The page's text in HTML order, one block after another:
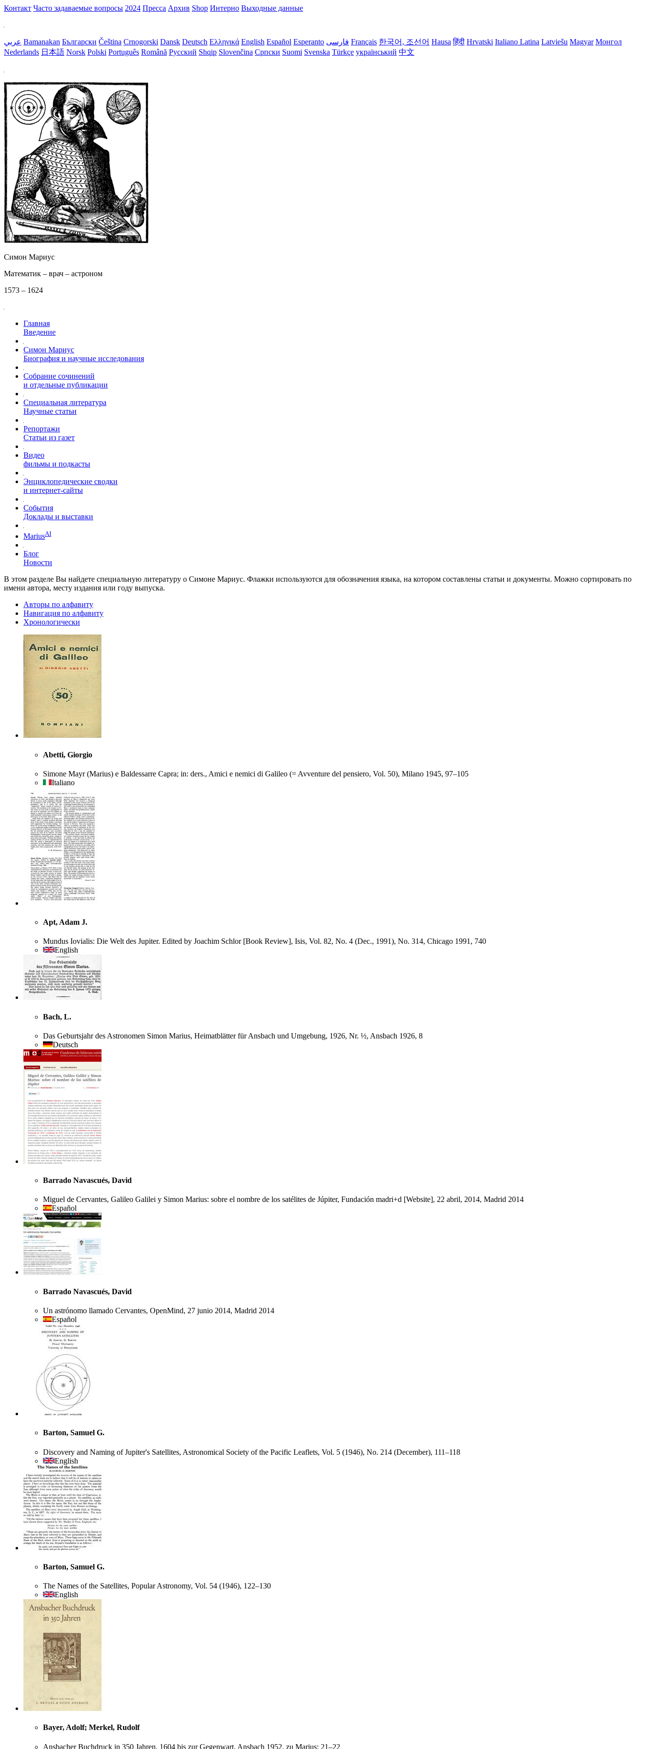
Контакт Часто задаваемые вопросы 2024 Пресса Aрхив Shop Интерно Выходные данные
عربي Bamanakan Български Čeština Crnogorski Dansk Deutsch Ελληνικά English Español Esperanto فارسی Français 한국어, 조선어 Hausa हिंदी Hrvatski Italiano Latina Latviešu Magyar Монгол
Nederlands 日本語 Norsk Polski Português Română Русский Shqip Slovenčina Српски Suomi Svenska Türkçe український 中文
Симон Мариус
Математик – врач – астроном
1573 – 1624
Главная
Введение
Симон Мариус
Биография и научные исследования
Собрание сочинений
и отдельные публикации
Специальная литература
Научные статьи
Репортажи
Статьи из газет
Видео
фильмы и подкасты
Энциклопедические сводки
и интернет-сайты
События
Доклады и выставки
MariusAI
Блог
Новости
В этом разделе Вы найдете специальную литературу о Симоне Мариус. Флажки используются для обозначения языка, на котором составлены статьи и документы. Можно сортировать по
имени автора, месту издания или году выпуска.
Авторы по алфавиту
Навигация по алфавиту
Хронологически
Abetti, Giorgio
Simone Mayr (Marius) e Baldessarre Capra; in: ders., Amici e nemici di Galileo (= Avventure del pensiero, Vol. 50), Milano 1945, 97–105
Italiano
Apt, Adam J.
Mundus Iovialis: Die Welt des Jupiter. Edited by Joachim Schlor [Book Review], Isis, Vol. 82, No. 4 (Dec., 1991), No. 314, Chicago 1991, 740
English
Bach, L.
Das Geburtsjahr des Astronomen Simon Marius, Heimatblätter für Ansbach und Umgebung, 1926, Nr. ½, Ansbach 1926, 8
Deutsch
Barrado Navascués, David
Miguel de Cervantes, Galileo Galilei y Simon Marius: sobre el nombre de los satélites de Júpiter, Fundación madri+d [Website], 22 abril, 2014, Madrid 2014
Español
Barrado Navascués, David
Un astrónomo llamado Cervantes, OpenMind, 27 junio 2014, Madrid 2014
Español
Barton, Samuel G.
Discovery and Naming of Jupiter's Satellites, Astronomical Society of the Pacific Leaflets, Vol. 5 (1946), No. 214 (December), 111–118
English
Barton, Samuel G.
The Names of the Satellites, Popular Astronomy, Vol. 54 (1946), 122–130
English
Bayer, Adolf; Merkel, Rudolf
Ansbacher Buchdruck in 350 Jahren. 1604 bis zur Gegenwart, Ansbach 1952, zu Marius: 21–22